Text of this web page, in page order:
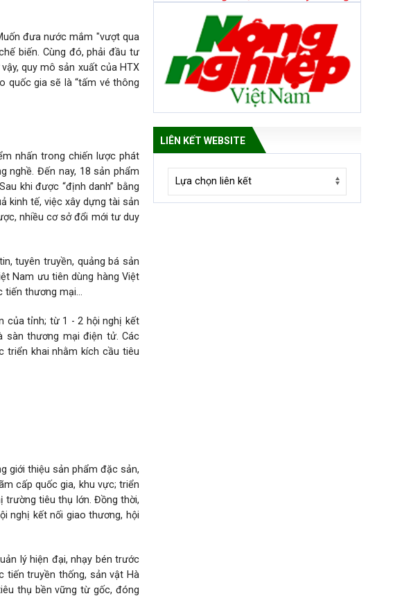
đưa nước mắm "vượt qua
biến. Cùng đó, phải đầu tư
quy mô sản xuất của HTX
quốc gia sẽ là “tấm vé thông
nhấn trong chiến lược phát
nghề. Đến nay, 18 sản phẩm
khi được “định danh” bằng
kinh tế, việc xây dựng tài sản
nhiều cơ sở đổi mới tư duy
tuyên truyền, quảng bá sản
Nam ưu tiên dùng hàng Việt
tiến thương mại...
của tỉnh; từ 1 - 2 hội nghị kết
sàn thương mại điện tử. Các
triển khai nhằm kích cầu tiêu
giới thiệu sản phẩm đặc sản,
cấp quốc gia, khu vực; triển
trường tiêu thụ lớn. Đồng thời,
nghị kết nối giao thương, hội
lý hiện đại, nhạy bén trước
tiến truyền thống, sản vật Hà
thụ bền vững từ gốc, đóng
LIÊN KẾT WEBSITE